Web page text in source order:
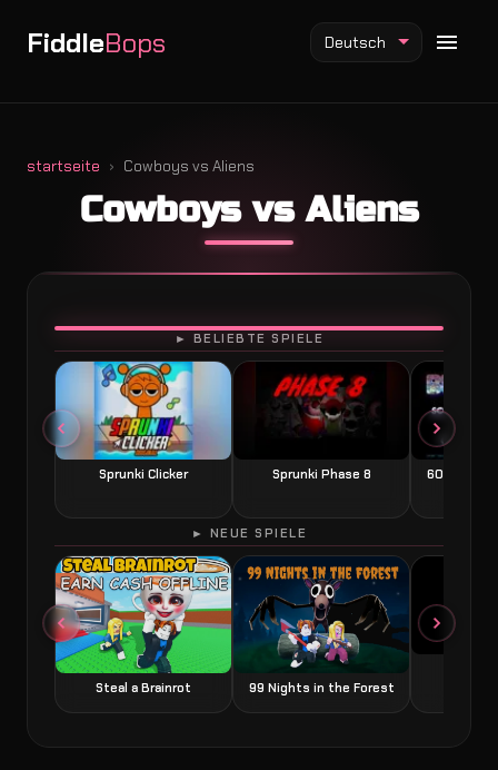
FiddleBops
Fiddlebops Mod
Incredibox Mod
Sprunki Mod
Deutsch
startseite Cowboys vs Aliens
Cowboys vs Aliens
► BELIEBTE SPIELE
Sprunki Clicker Sprunki Phase 8 60
SPIELEN
► NEUE SPIELE
Steal a Brainrot 99 Nights in the Forest